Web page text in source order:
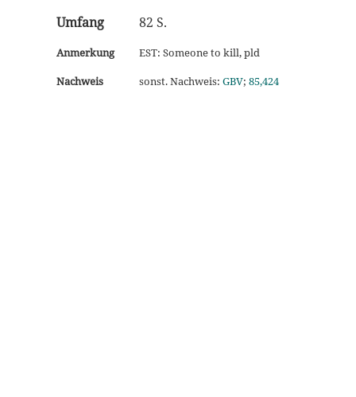
Umfang
82 S.
Anmerkung
EST: Someone to kill, pld
Nachweis
sonst. Nachweis: GBV; 85,424